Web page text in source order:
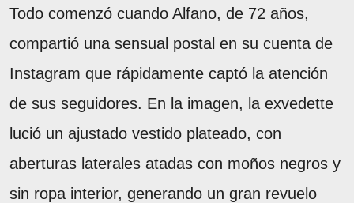
Todo comenzó cuando Alfano, de 72 años,
compartió una sensual postal en su cuenta de
Instagram que rápidamente captó la atención
de sus seguidores. En la imagen, la exvedette
lució un ajustado vestido plateado, con
aberturas laterales atadas con moños negros y
sin ropa interior, generando un gran revuelo